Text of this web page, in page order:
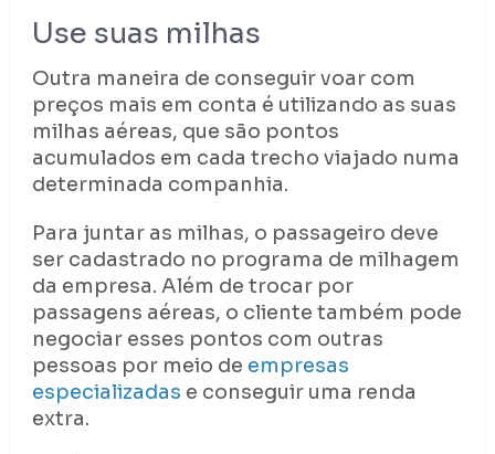
Use suas milhas
Outra maneira de conseguir voar com
preços mais em conta é utilizando as suas
milhas aéreas, que são pontos
acumulados em cada trecho viajado numa
determinada companhia.
Para juntar as milhas, o passageiro deve
ser cadastrado no programa de milhagem
da empresa. Além de trocar por
passagens aéreas, o cliente também pode
negociar esses pontos com outras
pessoas por meio de empresas
especializadas e conseguir uma renda
extra.